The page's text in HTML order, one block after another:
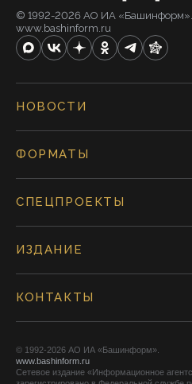
© 1992-2026 АО ИА «Башинформ».
www.bashinform.ru
НОВОСТИ
ФОРМАТЫ
СПЕЦПРОЕКТЫ
ИЗДАНИЕ
КОНТАКТЫ
© 1992-2026 АО ИА «Башинформ».
www.bashinform.ru
Сетевое издание «Информационное